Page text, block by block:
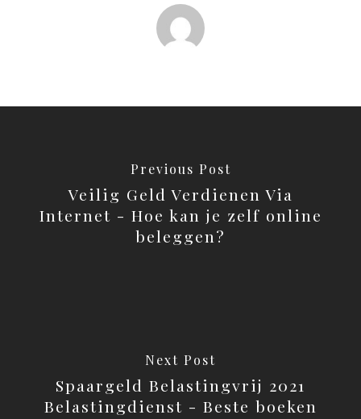
Previous Post
Veilig Geld Verdienen Via
Internet - Hoe kan je zelf online
beleggen?
Next Post
Spaargeld Belastingvrij 2021
Belastingdienst - Beste boeken